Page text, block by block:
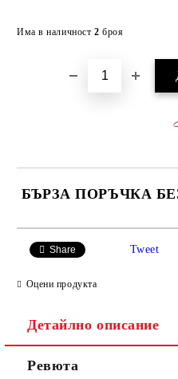
Има в наличност 2 броя
БЪРЗА ПОРЪЧКА
Share Tweet
Оцени продукта
Детайлно описание
Ревюта